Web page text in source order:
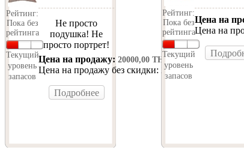
Рейтинг:
Пока без
рейтинга
Текущий
уровень
запасов
Не просто
подушка! Не
просто портрет!
Цена на продажу: 20000,00 ТН
Цена на продажу без скидки: 20000,00 ТН
Подробнее
Рейтинг:
Пока без
рейтинга
Текущий
уровень
запасов
Цена на
Цена на